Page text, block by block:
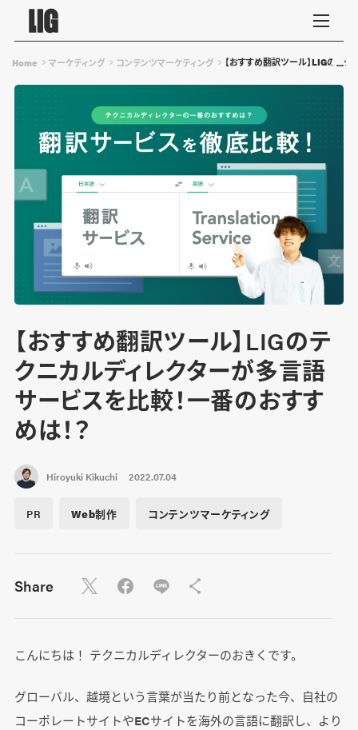
Home マーケティング コンテンツマーケティング 【おすすめ翻訳ツール】LIGのテク
【おすすめ翻訳ツール】LIGのテ
クニカルディレクターが多言語
サービスを比較！一番のおすす
めは！？
Hiroyuki Kikuchi 2022.07.04
PR Web制作 コンテンツマーケティング
Share
こんにちは！ テクニカルディレクターのおきくです。
グローバル、越境という言葉が当たり前となった今、自社の
コーポレートサイトやECサイトを海外の言語に翻訳し、より